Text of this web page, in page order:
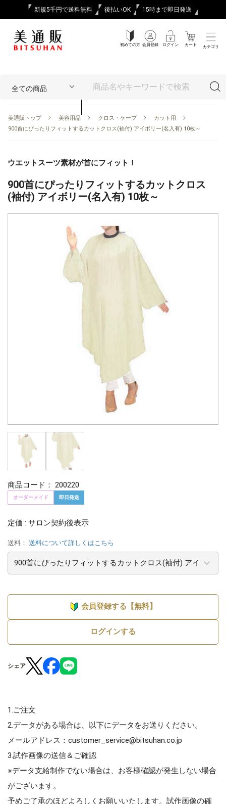
新規5千円で送料無料 後払いOK 15時まで即日発送
初めての方 会員登録 ログイン カート カテゴリ
美通販トップ 美容用品 クロス・ケープ
カット用
900首にぴったりフィットするカットクロス(袖付) アイボリー(名入有) 10枚～
ウエットスーツ素材が首にフィット！
900首にぴったりフィットするカットクロス
(袖付) アイボリー(名入有) 10枚～
商品コード： 200220
オーダーメイド 即日発送
定価 : サロン契約後表示
送料： 送料について詳しくはこちら
会員登録する【無料】
ログインする
シェア
1.ご注文
2.データがある場合は、以下にデータをお送りください。
メールアドレス：customer_service@bitsuhan.co.jp
3.試作画像の送信＆ご確認
※データ支給制作でない場合は、お客様確認が発生しない場合
がございます。
予めご了承のほどよろしくお願いいたします。試作画像の確